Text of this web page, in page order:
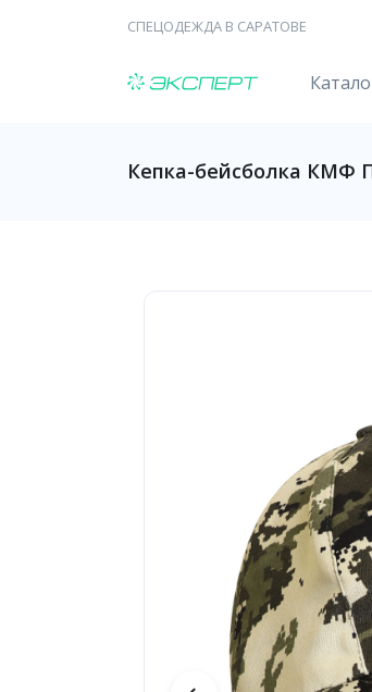
СПЕЦОДЕЖДА В САРАТОВЕ
Кепка-бейсболка КМФ